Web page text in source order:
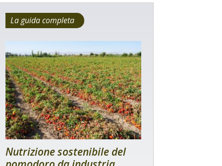
La guida completa
Nutrizione sostenibile del